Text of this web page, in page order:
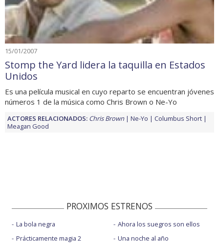
15/01/2007
Stomp the Yard lidera la taquilla en Estados
Unidos
Es una película musical en cuyo reparto se encuentran jóvenes
números 1 de la música como Chris Brown o Ne-Yo
ACTORES RELACIONADOS: Chris Brown Ne-Yo
Columbus Short
Meagan Good
PROXIMOS ESTRENOS
La bola negra
Prácticamente magia 2
Ahora los suegros son ellos
Una noche al año